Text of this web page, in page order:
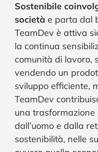
Sostenibile
società e parta dal
TeamDev è attiva
la continua
comunità di lavoro,
vendendo un
sviluppo efficiente,
TeamDev
una
dall’uomo e dalla
sostenibilità, nelle